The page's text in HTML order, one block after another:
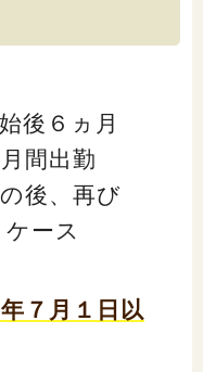
後６ヵ月
間出勤
後、再び
ース
７月１日以